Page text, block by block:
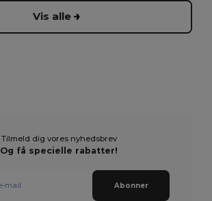
Vis alle
Tilmeld dig vores nyhedsbrev
Og få specielle rabatter!
Abonner